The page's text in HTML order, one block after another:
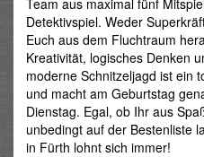
Detektivspiel. Weder
Euch aus dem Fluchtraum
Kreativität, logisches Denken
moderne Schnitzeljagd ist ein
und macht am Geburtstag
Dienstag. Egal, ob Ihr aus
unbedingt auf der Bestenliste
in Fürth lohnt sich immer!